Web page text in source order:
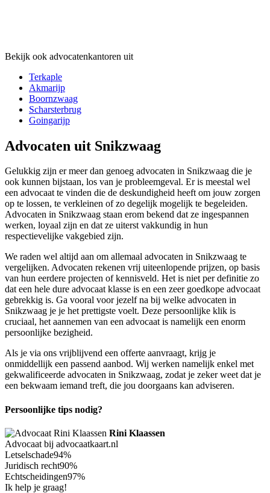
Bekijk ook advocatenkantoren uit
Terkaple
Akmarijp
Boornzwaag
Scharsterbrug
Goingarijp
Advocaten uit Snikzwaag
Gelukkig zijn er meer dan genoeg advocaten in Snikzwaag die je
ook kunnen bijstaan, los van je probleemgeval. Er is meestal wel
een advocaat te vinden die de deskundigheid heeft om jouw zorgen
op te lossen, te verkleinen of zo degelijk mogelijk te begeleiden.
Advocaten in Snikzwaag staan erom bekend dat ze ingespannen
werken, loyaal zijn en dat ze uiterst vakkundig in hun
respectievelijke vakgebied zijn.
We raden wel altijd aan om allemaal advocaten in Snikzwaag te
vergelijken. Advocaten rekenen vrij uiteenlopende prijzen, op basis
van hun eerdere projecten of kennisveld. Het is niet per definitie zo
dat een hele dure advocaat klasse is en een zeer goedkope advocaat
gebrekkig is. Ga vooral voor jezelf na bij welke advocaten in
Snikzwaag je je het prettigste voelt. Deze persoonlijke klik is
cruciaal, het aannemen van een advocaat is namelijk een enorm
persoonlijke bezigheid.
Als je via ons vrijblijvend een offerte aanvraagt, krijg je
onmiddellijk een passend aanbod. Wij werken namelijk enkel met
gekwalificeerde advocaten in Snikzwaag, zodat je zeker weet dat je
een bekwaam iemand treft, die jou doorgaans kan adviseren.
Persoonlijke tips nodig?
Rini Klaassen
Advocaat bij advocaatkaart.nl
Letselschade94%
Juridisch recht90%
Echtscheidingen97%
Ik help je graag!